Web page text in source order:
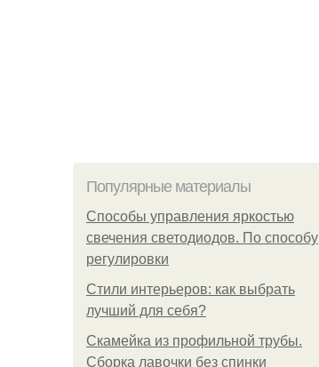
Популярные материалы
Способы управления яркостью
свечения светодиодов. По способу
регулировки
Стили интерьеров: как выбрать
лучший для себя?
Скамейка из профильной трубы.
Сборка лавочки без спинки